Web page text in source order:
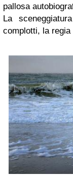
pallosa
La
complotti, la regia